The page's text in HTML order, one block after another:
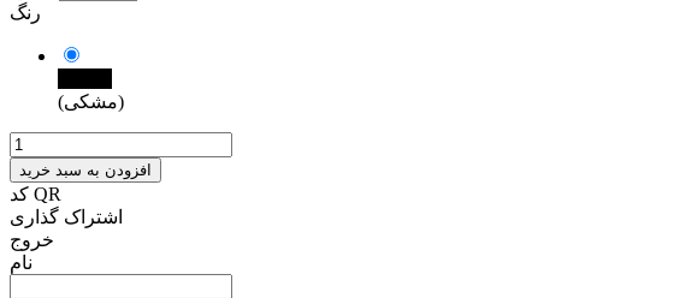
رنگ
(مشکی)
افزودن به سبد خرید
کد QR
اشتراک گذاری
خروج
نام